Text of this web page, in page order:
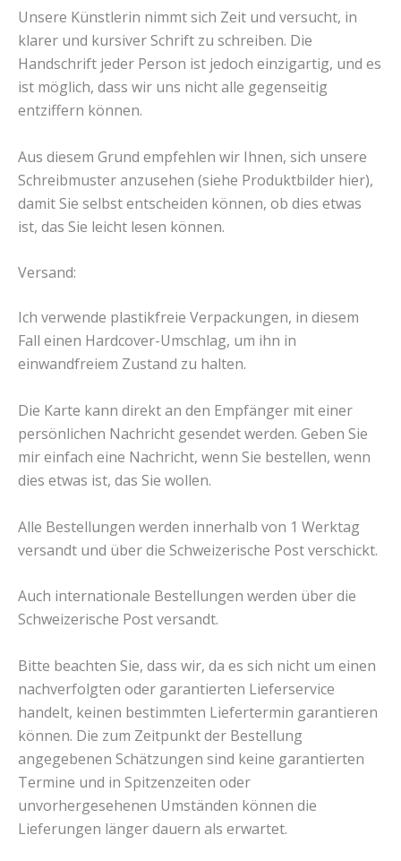
Unsere Künstlerin nimmt sich Zeit und versucht, in
klarer und kursiver Schrift zu schreiben. Die
Handschrift jeder Person ist jedoch einzigartig, und es
ist möglich, dass wir uns nicht alle gegenseitig
entziffern können.
Aus diesem Grund empfehlen wir Ihnen, sich unsere
Schreibmuster anzusehen (siehe Produktbilder hier),
damit Sie selbst entscheiden können, ob dies etwas
ist, das Sie leicht lesen können.
Versand:
Ich verwende plastikfreie Verpackungen, in diesem
Fall einen Hardcover-Umschlag, um ihn in
einwandfreiem Zustand zu halten.
Die Karte kann direkt an den Empfänger mit einer
persönlichen Nachricht gesendet werden. Geben Sie
mir einfach eine Nachricht, wenn Sie bestellen, wenn
dies etwas ist, das Sie wollen.
Alle Bestellungen werden innerhalb von 1 Werktag
versandt und über die Schweizerische Post verschickt.
Auch internationale Bestellungen werden über die
Schweizerische Post versandt.
Bitte beachten Sie, dass wir, da es sich nicht um einen
nachverfolgten oder garantierten Lieferservice
handelt, keinen bestimmten Liefertermin garantieren
können. Die zum Zeitpunkt der Bestellung
angegebenen Schätzungen sind keine garantierten
Termine und in Spitzenzeiten oder
unvorhergesehenen Umständen können die
Lieferungen länger dauern als erwartet.